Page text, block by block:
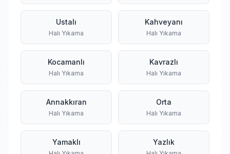
Ustalı
Halı Yıkama
Kahveyanı
Halı Yıkama
Kocamanlı
Halı Yıkama
Kavrazlı
Halı Yıkama
Annakkıran
Halı Yıkama
Orta
Halı Yıkama
Yamaklı Yazlık